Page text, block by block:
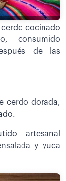
cocinado
consumido
de las
cerdo dorada,
artesanal
y yuca